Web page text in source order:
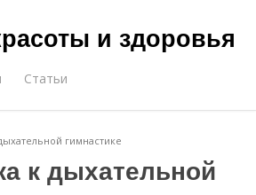
и здоровья
Статьи
гимнастике
к дыхательной